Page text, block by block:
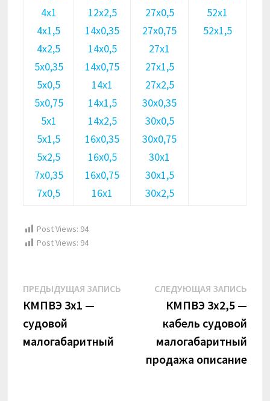
4х1
4х1,5
4х2,5
5х0,35
5х0,5
5х0,75
5х1
5х1,5
5х2,5
7х0,35
7х0,5
12х2,5
14х0,35
14х0,5
14х0,75
14х1
14х1,5
14х2,5
16х0,35
16х0,5
16х0,75
16х1
27х0,5
27х0,75
27х1
27х1,5
27х2,5
30х0,35
30х0,5
30х0,75
30х1
30х1,5
30х2,5
52х1
52х1,5
Post Views: 94
Post Views: 94
Навигация
по
записям
ПРЕДЫДУЩАЯ ЗАПИСЬ Предыдущая
КМПВЭ 3х1 —
судовой
малогабаритный
СЛЕДУЮЩАЯ ЗАПИСЬ
КМПВЭ 3х2,5 —
кабель судовой
малогабаритный
продажа описание